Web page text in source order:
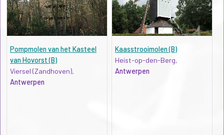
Pompmolen van het Kasteel
van Hovorst (B)
Viersel (Zandhoven),
Antwerpen
Kaasstrooimolen (B)
Heist-op-den-Berg,
Antwerpen